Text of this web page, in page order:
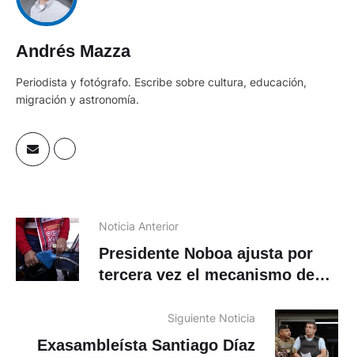
Andrés Mazza
Periodista y fotógrafo. Escribe sobre cultura, educación,
migración y astronomía.
Noticia Anterior
Presidente Noboa ajusta por
tercera vez el mecanismo de
por el precio del diésel
Siguiente Noticia
Exasambleísta Santiago Díaz